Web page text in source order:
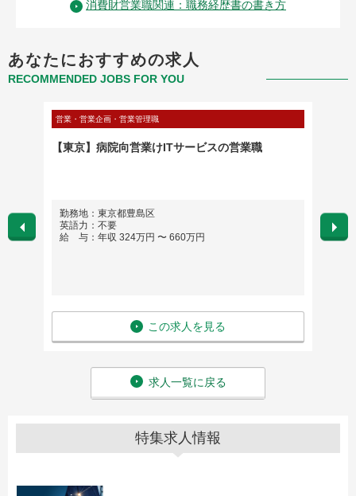
消費財営業職関連：職務経歴書の書き方
あなたにおすすめの求人
RECOMMENDED JOBS FOR YOU
営業・営業企画・営業管理職
【東京】病院向営業けITサービスの営業職
勤務地：東京都豊島区
英語力：不要
給 与：年収 324万円 〜 660万円
この求人を見る
勤務
は選
英語
求人一覧に戻る
特集求人情報